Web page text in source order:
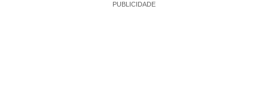
PUBLICIDADE